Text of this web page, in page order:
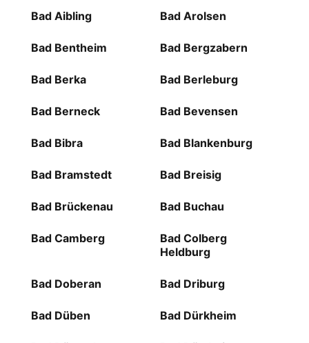
Bad Aibling Bad Arolsen
Bad Bentheim Bad Bergzabern
Bad Berka Bad Berleburg
Bad Berneck Bad Bevensen
Bad Bibra Bad Blankenburg
Bad Bramstedt Bad Breisig
Bad Brückenau Bad Buchau
Bad Camberg
Bad Colberg
Heldburg
Bad Doberan Bad Driburg
Bad Düben Bad Dürkheim